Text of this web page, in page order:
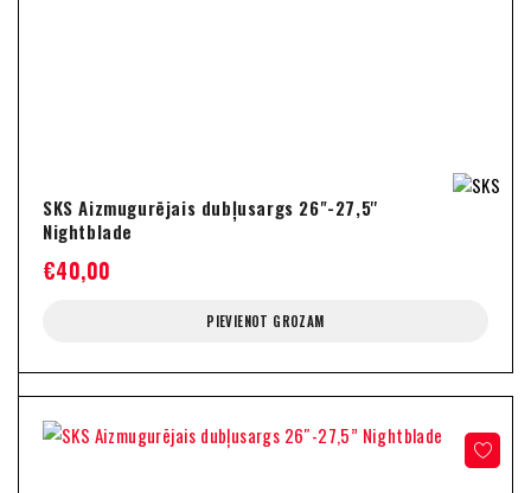
SKS Aizmugurējais dubļusargs 26"-27,5''
Nightblade
€40,00
PIEVIENOT GROZAM